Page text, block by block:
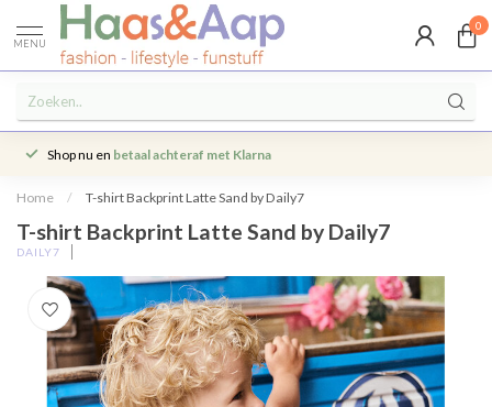
MENU
0
Shop nu en betaal achteraf met Klarna
Home / T-shirt Backprint Latte Sand by Daily7
T-shirt Backprint Latte Sand by Daily7
DAILY7